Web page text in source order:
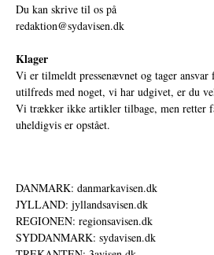
Du kan skrive til os på
redaktion@sydavisen.dk
Klager
Vi er tilmeldt pressenævnet og tager
utilfreds med noget, vi har udgivet, er du
Vi trækker ikke artikler tilbage, men retter
uheldigvis er opstået.
DANMARK: danmarkavisen.dk
JYLLAND: jyllandsavisen.dk
REGIONEN: regionsavisen.dk
SYDDANMARK: sydavisen.dk